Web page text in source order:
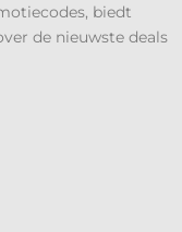
biedt
de nieuwste deals